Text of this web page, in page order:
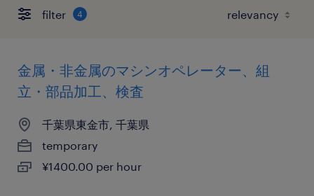
filter 4
金属・非金属のマシンオペレーター、組
立・部品加工、検査
千葉県東金市, 千葉県
temporary
¥1400.00 per hour